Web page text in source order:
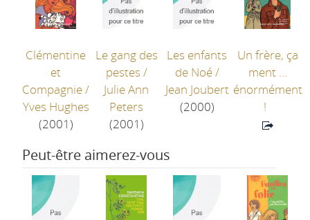
Clémentine
et
Compagnie/
Yves Hughes
(2001)
Le gang des
pestes /
Julie Ann
Peters
(2001)
Les enfants
de Noé/
Jean Joubert
(2000)
Un frère, ça
ment ...
énormément
!
Peut-être aimerez-vous